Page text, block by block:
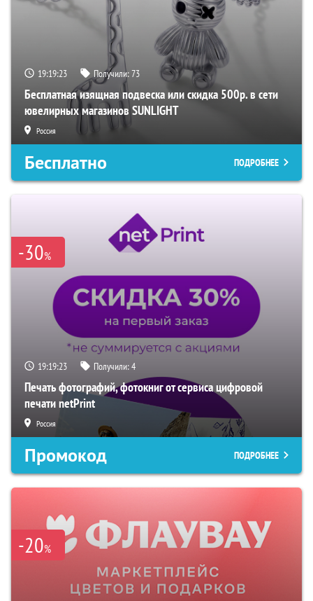
19:19:22 Получили:73
Бесплатная изящная подвеска или скидка 500р. в сети
ювелирных магазинов SUNLIGHT
Россия
Бесплатно ПОДРОБНЕЕ
-30%
19:19:22 Получили:4
Печать фотографий, фотокниг от сервиса цифровой
печати netPrint
Россия
Промокод ПОДРОБНЕЕ
-20%